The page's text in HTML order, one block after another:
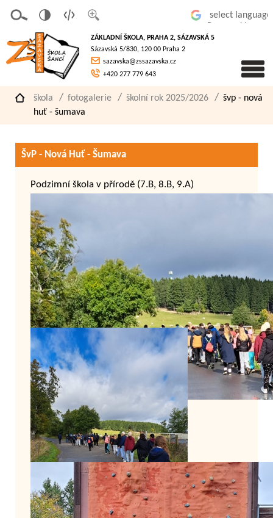
písmo
á
verze
pro
slaboz
raké
ZÁKLADNÍ ŠKOLA, PRAHA 2, SÁZAVSKÁ 5
Sázavská 5/830, 120 00 Praha 2
sazavska@zssazavska.cz
+420 277 779 643
škola fotogalerie školní rok 2025/2026
švp - nová
huť - šumava
ŠvP - Nová Huť - Šumava
Podzimní škola v přírodě (7.B, 8.B, 9.A)